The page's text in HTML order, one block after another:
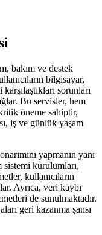
bakım ve destek
bilgisayar,
sorunları
Bu servisler, hem
öneme sahiptir,
iş ve günlük yaşam
yapmanın yanı
sistemi kurulumları,
kullanıcıların
Ayrıca, veri kaybı
de sunulmaktadır.
geri kazanma şansı